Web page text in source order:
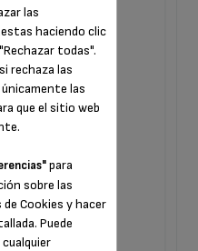
sorpresas
de 6 meses!
las
haciendo clic
todas".
rechaza las
las
que el sitio web
para
sobre las
Cookies y hacer
Puede